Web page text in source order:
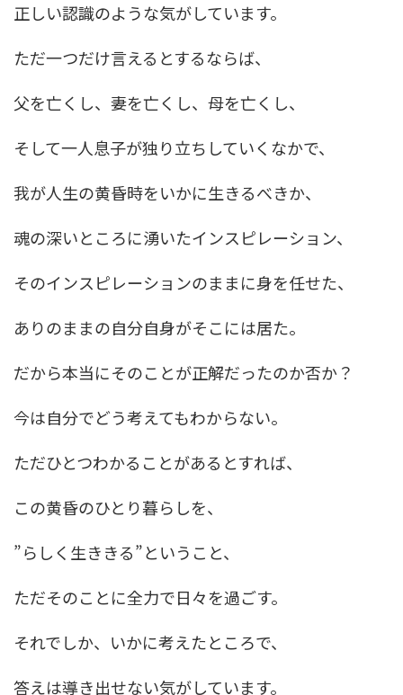
正しい認識のような気がしています。
ただ一つだけ言えるとするならば、
父を亡くし、妻を亡くし、母を亡くし、
そして一人息子が独り立ちしていくなかで、
我が人生の黄昏時をいかに生きるべきか、
魂の深いところに湧いたインスピレーション、
そのインスピレーションのままに身を任せた、
ありのままの自分自身がそこには居た。
だから本当にそのことが正解だったのか否か？
今は自分でどう考えてもわからない。
ただひとつわかることがあるとすれば、
この黄昏のひとり暮らしを、
”らしく生ききる”ということ、
ただそのことに全力で日々を過ごす。
それでしか、いかに考えたところで、
答えは導き出せない気がしています。